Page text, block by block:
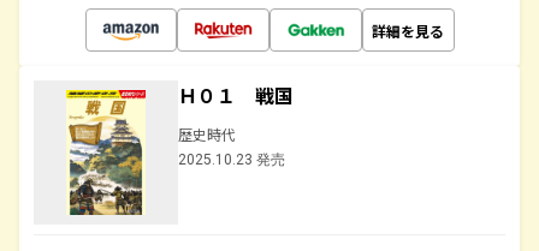
詳細を見る
Ｈ０１ 戦国
歴史時代
2025.10.23 発売